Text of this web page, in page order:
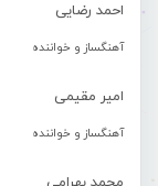
احمد رضایی
آهنگساز و خواننده
امیر مقیمی
آهنگساز و خواننده